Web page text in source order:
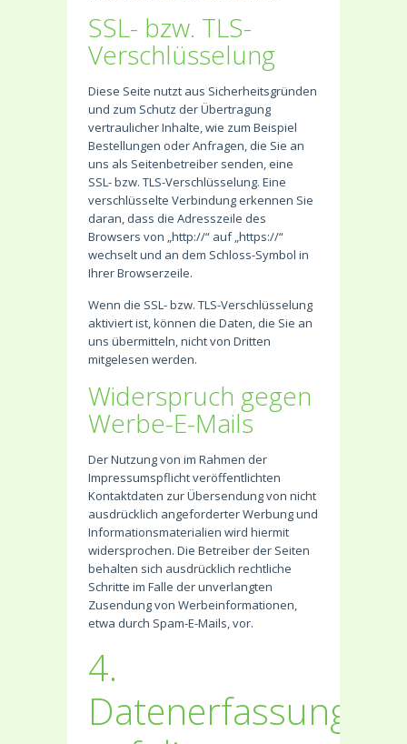
SSL- bzw. TLS-
Verschlüsselung
Diese Seite nutzt aus Sicherheitsgründen
und zum Schutz der Übertragung
vertraulicher Inhalte, wie zum Beispiel
Bestellungen oder Anfragen, die Sie an
uns als Seitenbetreiber senden, eine
SSL- bzw. TLS-Verschlüsselung. Eine
verschlüsselte Verbindung erkennen Sie
daran, dass die Adresszeile des
Browsers von „http://“ auf „https://“
wechselt und an dem Schloss-Symbol in
Ihrer Browserzeile.
Wenn die SSL- bzw. TLS-Verschlüsselung
aktiviert ist, können die Daten, die Sie an
uns übermitteln, nicht von Dritten
mitgelesen werden.
Widerspruch gegen
Werbe-E-Mails
Der Nutzung von im Rahmen der
Impressumspflicht veröffentlichten
Kontaktdaten zur Übersendung von nicht
ausdrücklich angeforderter Werbung und
Informationsmaterialien wird hiermit
widersprochen. Die Betreiber der Seiten
behalten sich ausdrücklich rechtliche
Schritte im Falle der unverlangten
Zusendung von Werbeinformationen,
etwa durch Spam-E-Mails, vor.
4.
Datenerfassung